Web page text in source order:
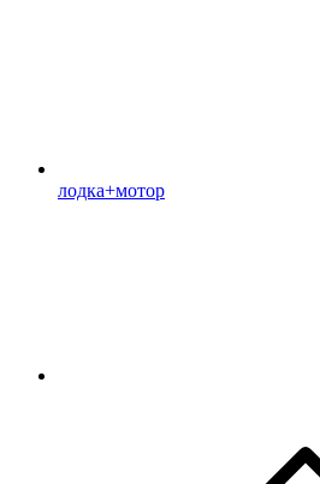
лодка+мотор